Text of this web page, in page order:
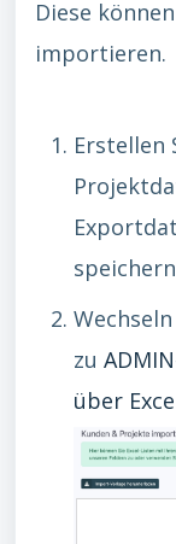
Diese
importieren.
Erstellen
zu
über